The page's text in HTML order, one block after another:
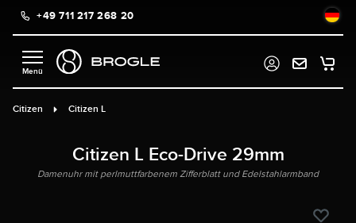
springen
+49 711 217 268 20
Citizen Citizen L
Citizen L Eco-Drive 29mm
Damenuhr mit perlmuttfarbenem Zifferblatt und Edelstahlarmband